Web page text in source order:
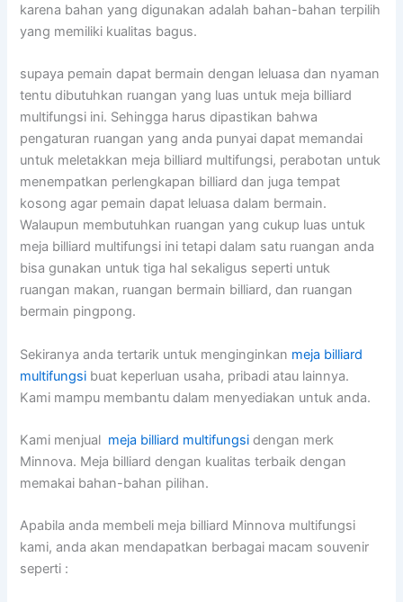
karena bahan yang digunakan adalah bahan-bahan terpilih
yang memiliki kualitas bagus.
supaya pemain dapat bermain dengan leluasa dan nyaman
tentu dibutuhkan ruangan yang luas untuk meja billiard
multifungsi ini. Sehingga harus dipastikan bahwa
pengaturan ruangan yang anda punyai dapat memandai
untuk meletakkan meja billiard multifungsi, perabotan untuk
menempatkan perlengkapan billiard dan juga tempat
kosong agar pemain dapat leluasa dalam bermain.
Walaupun membutuhkan ruangan yang cukup luas untuk
meja billiard multifungsi ini tetapi dalam satu ruangan anda
bisa gunakan untuk tiga hal sekaligus seperti untuk
ruangan makan, ruangan bermain billiard, dan ruangan
bermain pingpong.
Sekiranya anda tertarik untuk menginginkan meja billiard
multifungsi buat keperluan usaha, pribadi atau lainnya.
Kami mampu membantu dalam menyediakan untuk anda.
Kami menjual meja billiard multifungsi dengan merk
Minnova. Meja billiard dengan kualitas terbaik dengan
memakai bahan-bahan pilihan.
Apabila anda membeli meja billiard Minnova multifungsi
kami, anda akan mendapatkan berbagai macam souvenir
seperti :